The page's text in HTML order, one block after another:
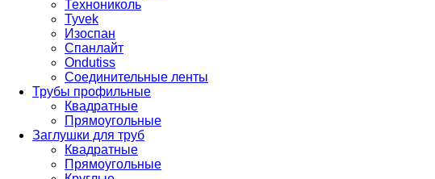
Технониколь
Tyvek
Изоспан
Спанлайт
Ondutiss
Соединительные ленты
Трубы профильные
Квадратные
Прямоугольные
Заглушки для труб
Квадратные
Прямоугольные